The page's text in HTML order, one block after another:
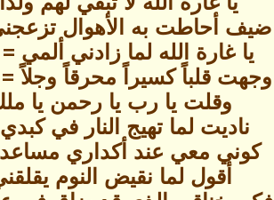
ضيف أحاطت به الأهوال
يا غارة الله لما زادني
وجهت قلباً كسيراً محرقاً وجلاً
وقلت يا رب يا رحمن يا ملكٌ
ناديت لما تهيج النار في
كوني معي عند أكداري
أقول لما نقيض النوم